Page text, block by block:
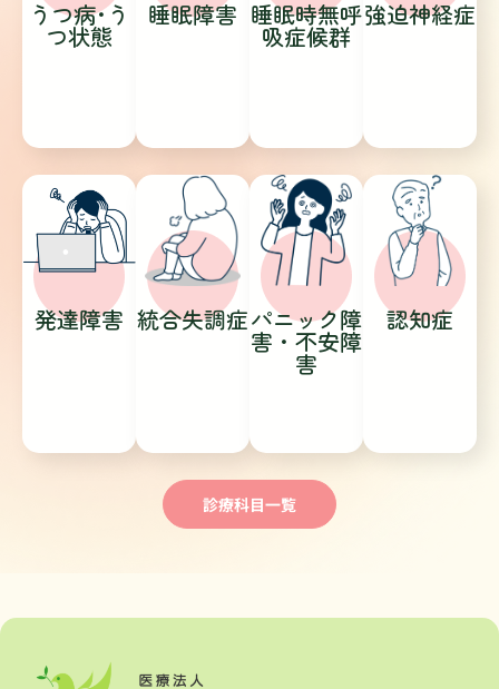
うつ病･う
つ状態
睡眠障害 睡眠時無呼
吸症候群
強迫神経症
発達障害 統合失調症パニック障
害・不安障
害
認知症
診療科目一覧